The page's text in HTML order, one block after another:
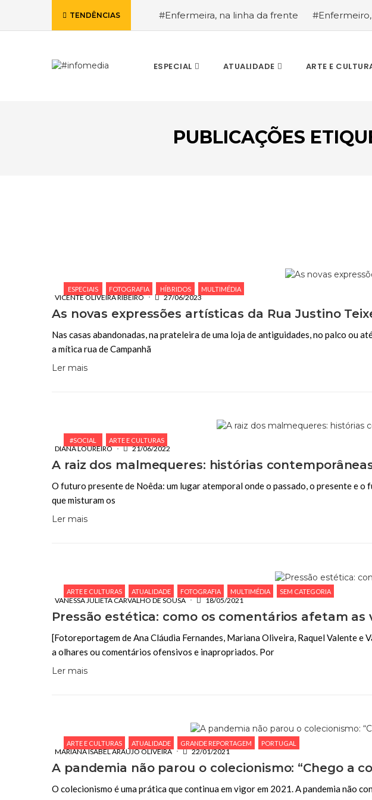
TENDÊNCIAS #Enfermeira, na linha da frente
ESPECIAL ATUALIDADE ARTE E
PUBLICAÇÕES
ESPECIAIS FOTOGRAFIA HÍBRIDOS MULTIMÉDIA
VICENTE OLIVEIRA RIBEIRO 27/06/2023
As novas expressões artísticas da Rua Justino
Nas casas abandonadas, na prateleira de uma loja de antiguidades, no palco ou
a mítica rua de Campanhã
Ler mais
#SOCIAL ARTE E CULTURAS
DIANA LOUREIRO 21/06/2022
A raiz dos malmequeres: histórias
O futuro presente de Noêda: um lugar atemporal onde o passado, o presente e
que misturam os
Ler mais
ARTE E CULTURAS ATUALIDADE FOTOGRAFIA MULTIMÉDIA SEM CATEGORIA
VANESSA JULIETA CARVALHO DE SOUSA 18/05/2021
Pressão estética: como os comentários afetam as
[Fotoreportagem de Ana Cláudia Fernandes, Mariana Oliveira, Raquel Valente e
a olhares ou comentários ofensivos e inapropriados. Por
Ler mais
ARTE E CULTURAS ATUALIDADE GRANDE REPORTAGEM PORTUGAL
MARIANA ISABEL ARAÚJO OLIVEIRA 22/01/2021
A pandemia não parou o colecionismo: “Chego a
O colecionismo é uma prática que continua em vigor em 2021. A pandemia não